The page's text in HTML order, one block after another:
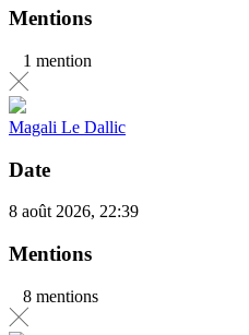
Mentions
1 mention
Magali Le Dallic
Date
8 août 2026, 22:39
Mentions
8 mentions